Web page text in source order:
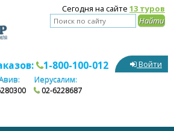
Сегодня на сайте 13 туров
1-800-100-012
Иерусалим:
02-6228687
Войти